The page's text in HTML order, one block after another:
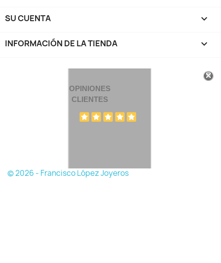
SU CUENTA 
INFORMACIÓN DE LA TIENDA keyboard_arrow_down
OPINIONES
CLIENTES
© 2026 - Francisco López Joyeros